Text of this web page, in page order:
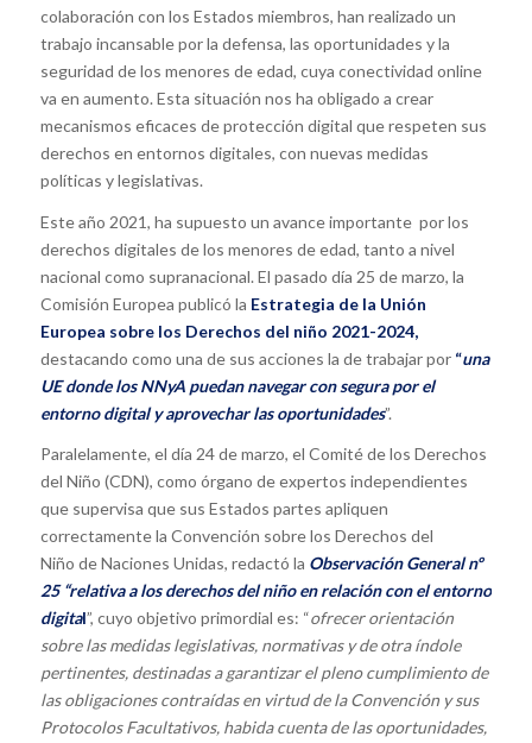
colaboración con los Estados miembros, han realizado un
trabajo incansable por la defensa, las oportunidades y la
seguridad de los menores de edad, cuya conectividad online
va en aumento. Esta situación nos ha obligado a crear
mecanismos eficaces de protección digital que respeten sus
derechos en entornos digitales, con nuevas medidas
políticas y legislativas.
Este año 2021, ha supuesto un avance importante por los
derechos digitales de los menores de edad, tanto a nivel
nacional como supranacional. El pasado día 25 de marzo, la
Comisión Europea publicó la Estrategia de la Unión
Europea sobre los Derechos del niño 2021-2024,
destacando como una de sus acciones la de trabajar por “una
UE donde los NNyA puedan navegar con segura por el
entorno digital y aprovechar las oportunidades”.
Paralelamente, el día 24 de marzo, el Comité de los Derechos
del Niño (CDN), como órgano de expertos independientes
que supervisa que sus Estados partes apliquen
correctamente la Convención sobre los Derechos del
Niño de Naciones Unidas, redactó la Observación General nº
25 “relativa a los derechos del niño en relación con el entorno
digital”, cuyo objetivo primordial es: “ofrecer orientación
sobre las medidas legislativas, normativas y de otra índole
pertinentes, destinadas a garantizar el pleno cumplimiento de
las obligaciones contraídas en virtud de la Convención y sus
Protocolos Facultativos, habida cuenta de las oportunidades,